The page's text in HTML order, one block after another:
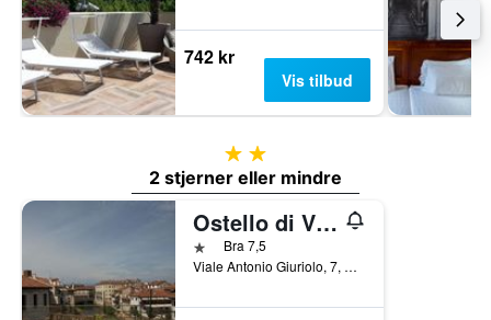
742 kr
Vis tilbud
2 stjerner
2 stjerner eller mindre
Ostello di Vicenza
1 stjerne
Bra 7,5
Viale Antonio Giuriolo, 7, Vicenza, Veneto, Italia